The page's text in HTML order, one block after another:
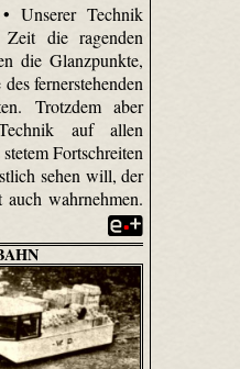
Unserer Technik
die ragenden
die Glanzpunkte,
fernerstehenden
Trotzdem aber
auf allen
Fortschreiten
sehen will, der
wahrnehmen.